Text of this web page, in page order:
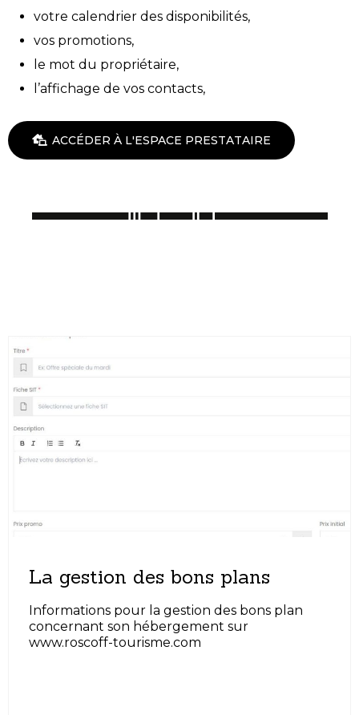
votre calendrier des disponibilités,
vos promotions,
le mot du propriétaire,
l’affichage de vos contacts,
ACCÉDER À L'ESPACE PRESTATAIRE
La gestion des bons plans
Informations pour la gestion des bons plan
concernant son hébergement sur
www.roscoff-tourisme.com